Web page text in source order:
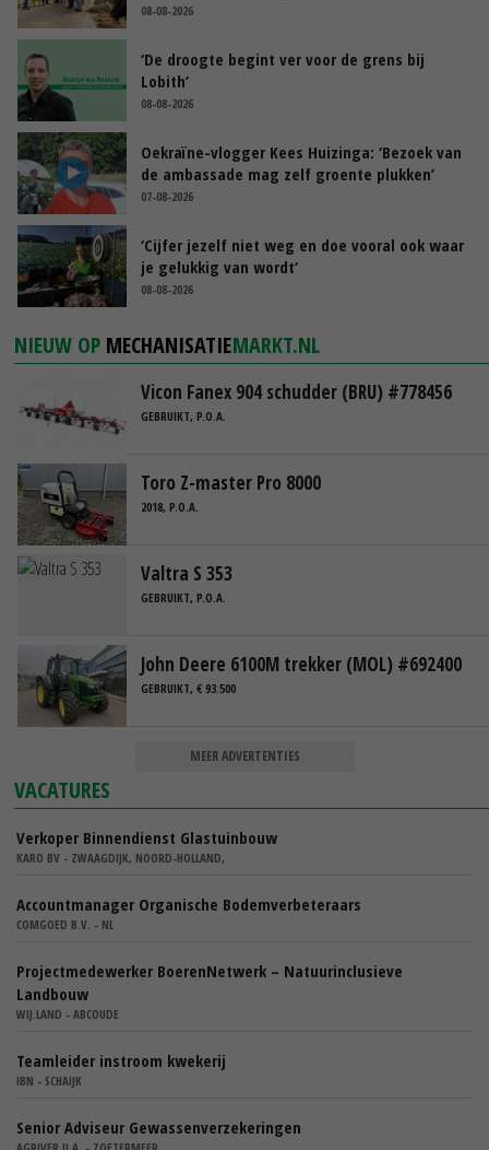
08-08-2026
‘De droogte begint ver voor de grens bij
Lobith’
08-08-2026
Oekraïne-vlogger Kees Huizinga: ‘Bezoek van
de ambassade mag zelf groente plukken’
07-08-2026
‘Cijfer jezelf niet weg en doe vooral ook waar
je gelukkig van wordt’
08-08-2026
NIEUW OP MECHANISATIEMARKT.NL
Vicon Fanex 904 schudder (BRU) #778456
GEBRUIKT, P.O.A.
Toro Z-master Pro 8000
2018, P.O.A.
Valtra S 353
GEBRUIKT, P.O.A.
John Deere 6100M trekker (MOL) #692400
GEBRUIKT, € 93.500
MEER ADVERTENTIES
VACATURES
Verkoper Binnendienst Glastuinbouw
KARO BV - ZWAAGDIJK, NOORD-HOLLAND,
Accountmanager Organische Bodemverbeteraars
COMGOED B.V. - NL
Projectmedewerker BoerenNetwerk – Natuurinclusieve
Landbouw
WIJ.LAND - ABCOUDE
Teamleider instroom kwekerij
IBN - SCHAIJK
Senior Adviseur Gewassenverzekeringen